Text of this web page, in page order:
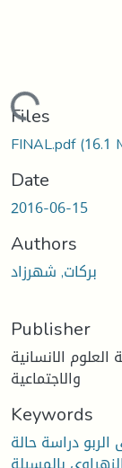
Loading...
Files
FINAL.pdf(16.1
Date
2016-06-15
Authors
بركات, شهرزاد
Publisher
الانسانية
والاجتماعية
Keywords
دراسة حالة